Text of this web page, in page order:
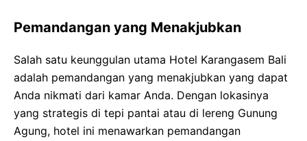
Pemandangan yang Menakjubkan
Salah satu keunggulan utama Hotel Karangasem Bali
adalah pemandangan yang menakjubkan yang dapat
Anda nikmati dari kamar Anda. Dengan lokasinya
yang strategis di tepi pantai atau di lereng Gunung
Agung, hotel ini menawarkan pemandangan